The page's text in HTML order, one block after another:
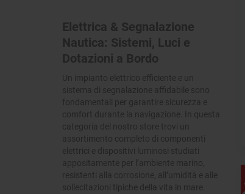
Elettrica & Segnalazione
Nautica: Sistemi, Luci e
Dotazioni a Bordo
Un impianto elettrico efficiente e un
sistema di segnalazione affidabile sono
fondamentali per garantire sicurezza e
comfort durante la navigazione. In questa
categoria del nostro store trovi un
assortimento completo di componenti
elettrici e dispositivi luminosi studiati
appositamente per l’ambiente marino,
resistenti alla corrosione, all’umidità e alle
sollecitazioni tipiche della vita in mare.